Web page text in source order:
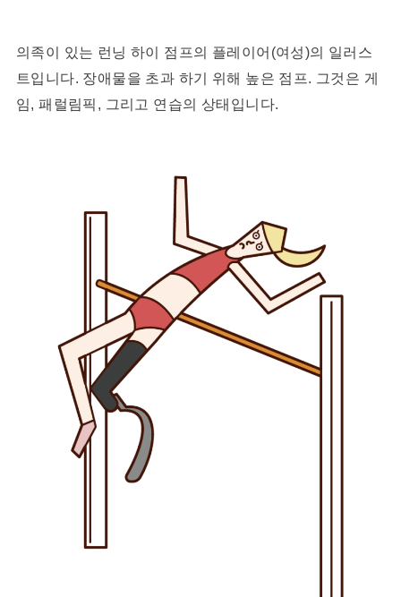
의족이 있는 런닝 하이 점프의 플레이어(여성)의 일러스
트입니다. 장애물을 초과 하기 위해 높은 점프. 그것은 게
임, 패럴림픽, 그리고 연습의 상태입니다.